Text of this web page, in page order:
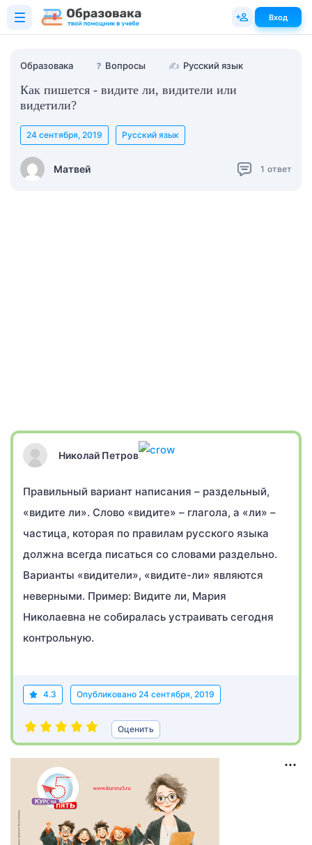
Образовака ❓ Вопросы ✍ Русский язык
Как пишется - видите ли, видители или
видетили?
Матвей
24 сентября, 2019 Русский язык
1 ответ
Николай Петров
Правильный вариант написания – раздельный,
«видите ли». Слово «видите» – глагола, а «ли» –
частица, которая по правилам русского языка
должна всегда писаться со словами раздельно.
Варианты «видители», «видите-ли» являются
неверными. Пример: Видите ли, Мария
Николаевна не собиралась устраивать сегодня
контрольную.
4.3 Опубликовано 24 сентября, 2019
Оценить
Вход